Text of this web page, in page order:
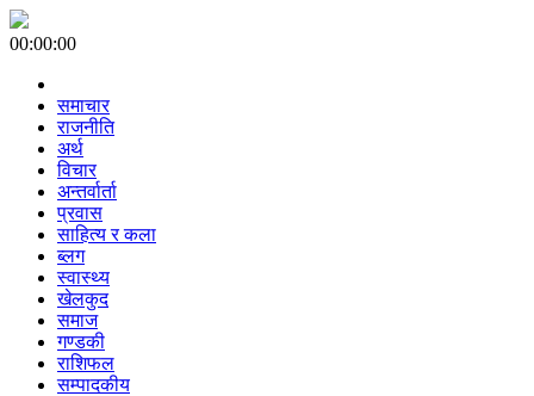
00:00:00
समाचार
राजनीति
अर्थ
विचार
अन्तर्वार्ता
प्रवास
साहित्य र कला
ब्लग
स्वास्थ्य
खेलकुद
समाज
गण्डकी
राशिफल
सम्पादकीय